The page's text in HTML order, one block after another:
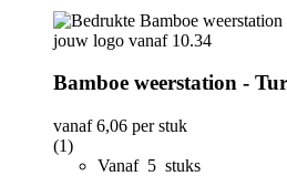
Bamboe weerstation -
vanaf6,06 per stuk
(1)
Vanaf 5 stuks